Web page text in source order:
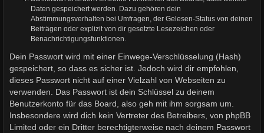
Daten gespeichert werden. Dazu gehören dein
Abstimmungsverhalten bei Umfragen, der Gelesen-Status von deinen
Beiträgen oder explizit von dir gesetzte Lesezeichen oder
Benachrichtigungsfunktionen.
Dein Passwort wird mit einer Einwege-Verschlüsselung (Hash)
gespeichert, so dass es sicher ist. Jedoch wird dir empfohlen,
dieses Passwort nicht auf einer Vielzahl von Webseiten zu
verwenden. Das Passwort ist dein Schlüssel zu deinem
Benutzerkonto für das Board, also geh mit ihm sorgsam um.
Insbesondere wird dich kein Vertreter des Betreibers, von phpBB
Limited oder ein Dritter berechtigterweise nach deinem Passwort